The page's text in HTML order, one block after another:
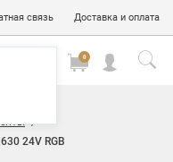
связь Доставка и оплата
0
24V RGB